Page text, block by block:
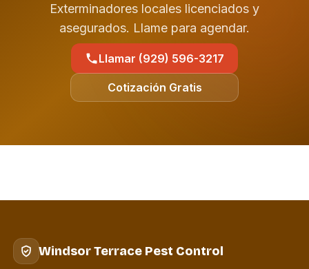
Exterminadores locales licenciados y
asegurados. Llame para agendar.
Llamar (929) 596-3217
Cotización Gratis
Windsor Terrace Pest Control